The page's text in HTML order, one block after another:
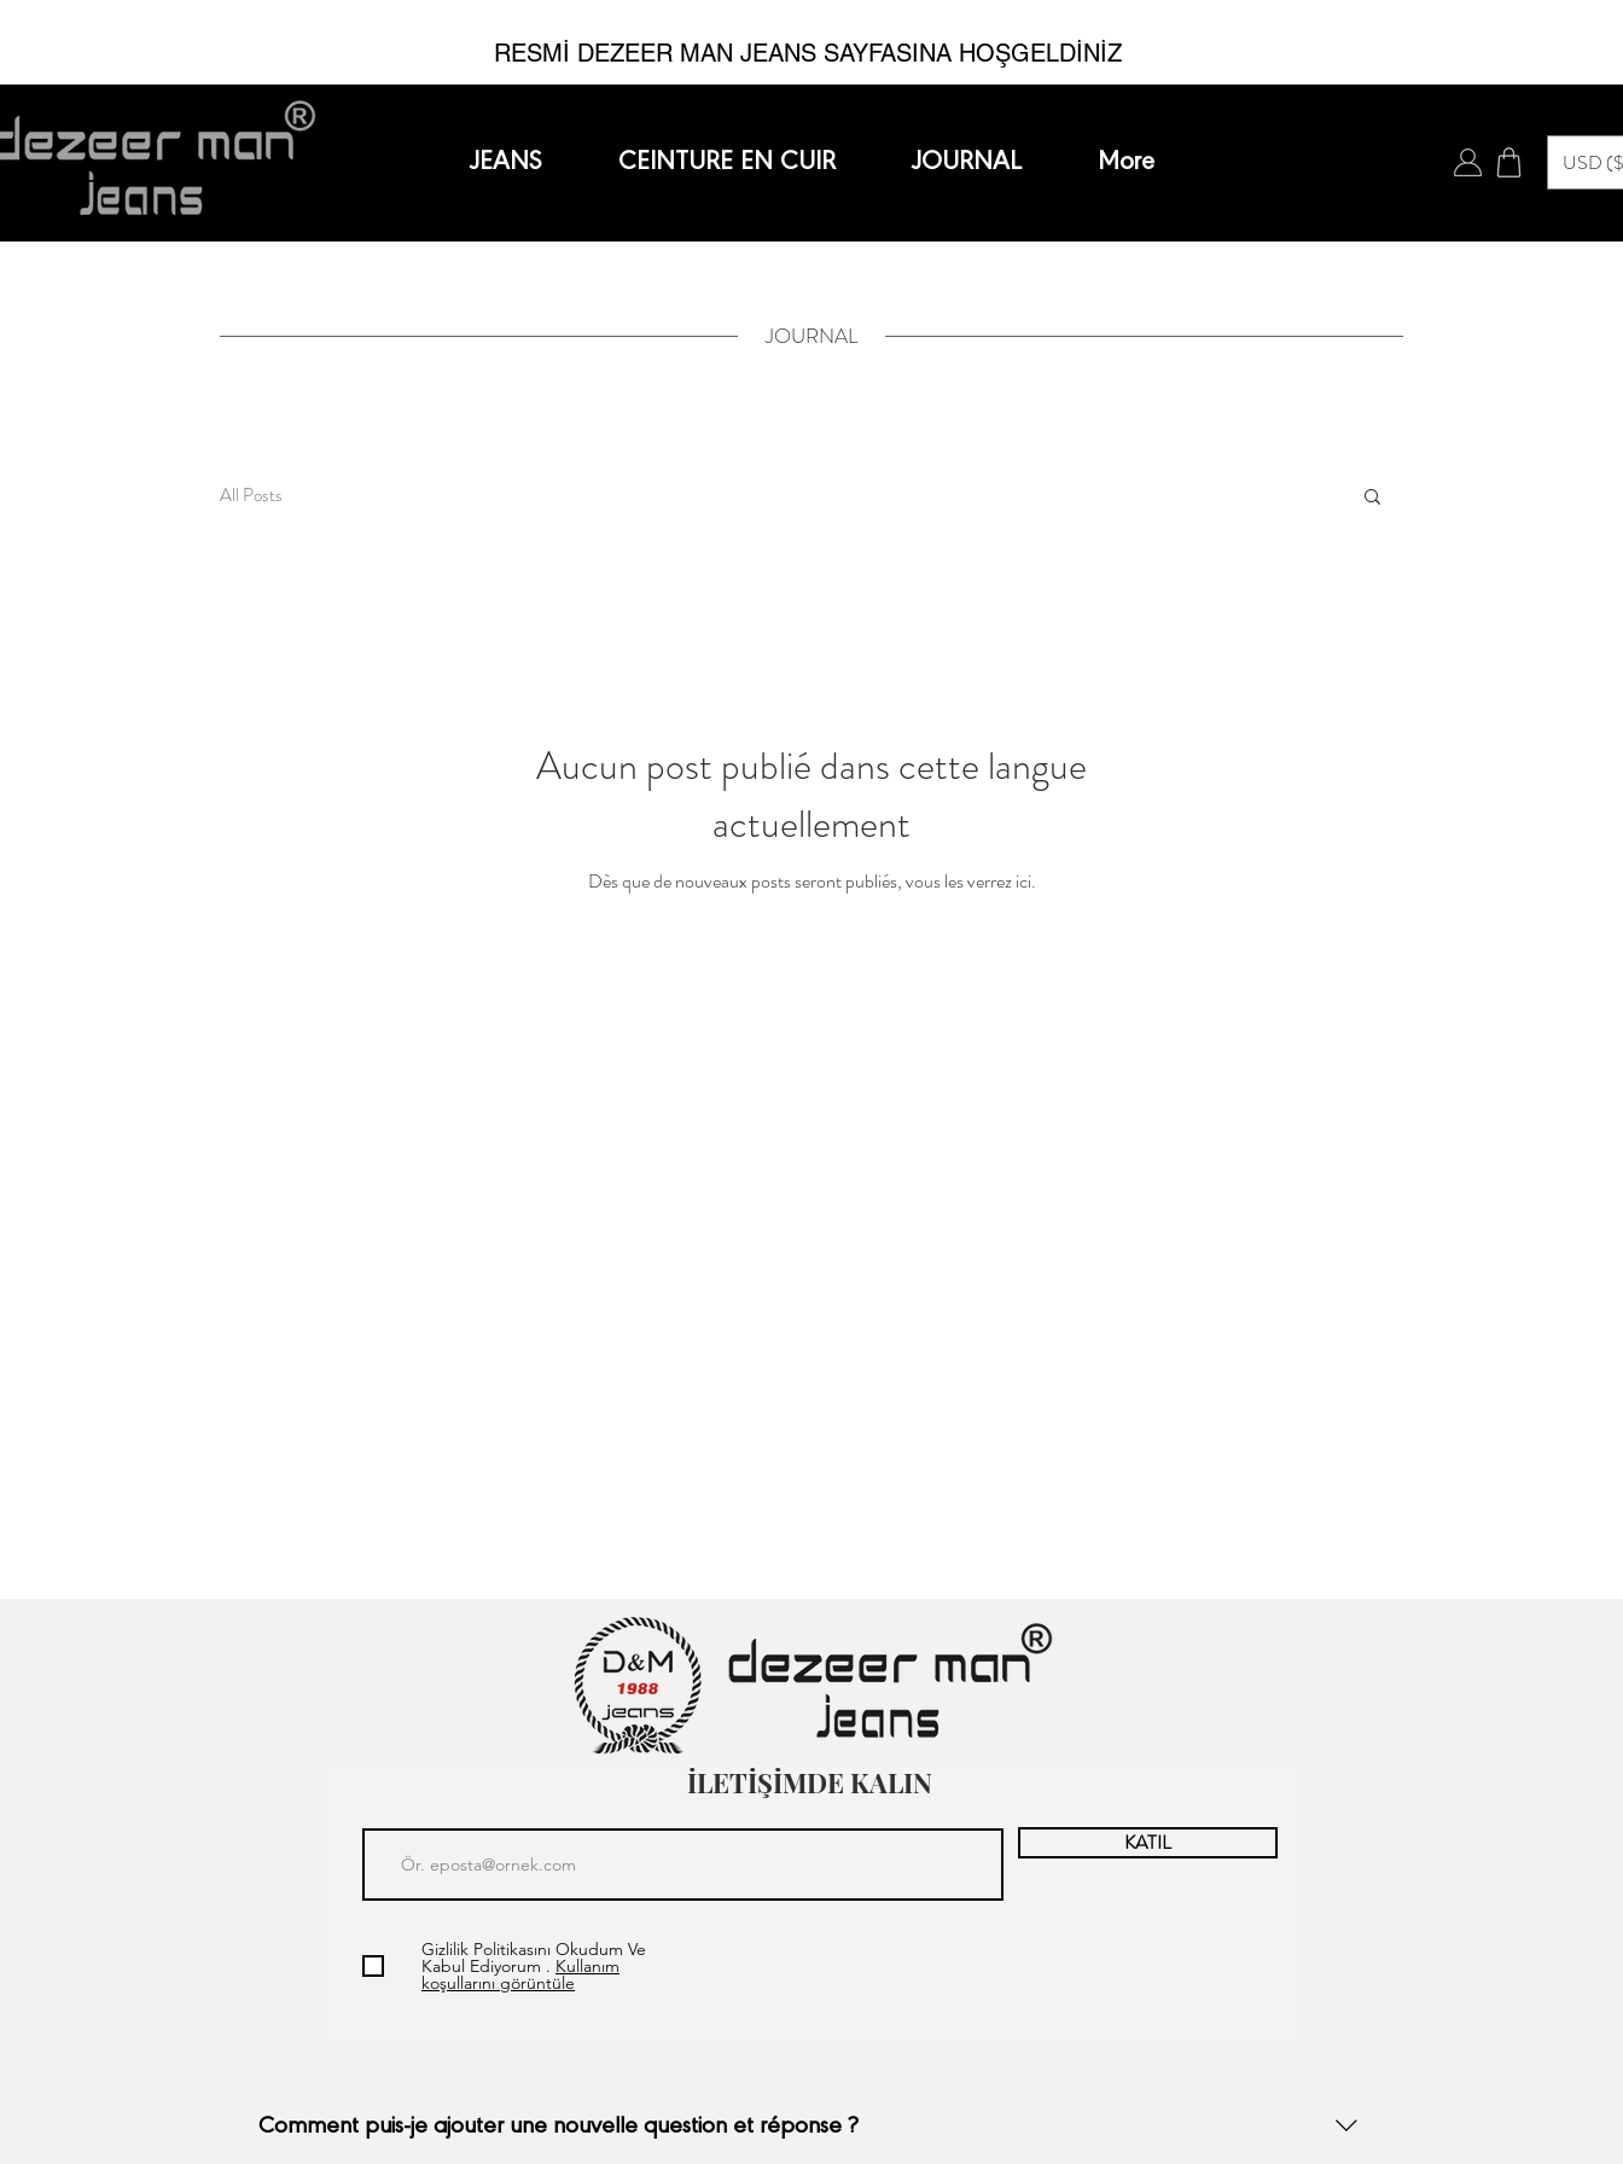
JEANS CEINTURE EN CUIR JOURNAL More USD
RESMİ DEZEER MAN JEANS SAYFASINA HOŞGELDİNİZ
JOURNAL
All Posts
Aucun post publié dans cette langue
actuellement
Dès que de nouveaux posts seront publiés, vous les verrez ici.
İLETİŞİMDE KALIN
KATIL
Gizlilik Politikasını Okudum Ve
Kabul Ediyorum . Kullanım
koşullarını görüntüle
Comment puis-je ajouter une nouvelle question et réponse ?